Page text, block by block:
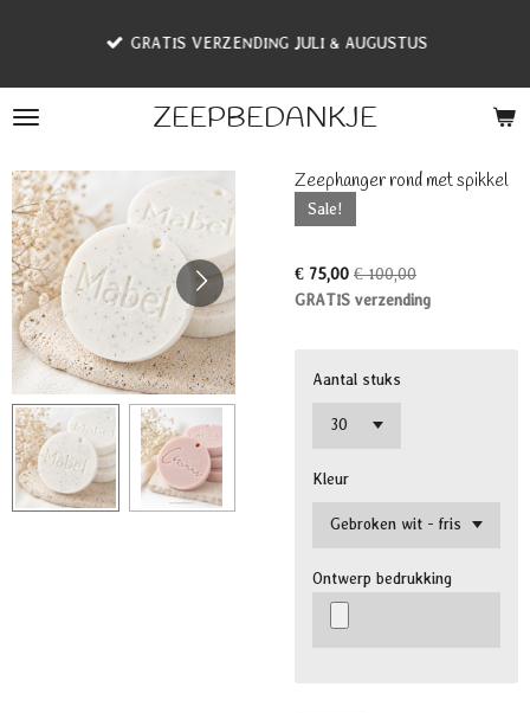
hoofdinhoud
ZEEPBEDANKJE
GRATIS VERZENDING JULI & AUGUSTUS
Zeephanger rond met spikkel
Sale!
€ 75,00 € 100,00
GRATIS verzending
Aantal stuks
Kleur
Ontwerp bedrukking